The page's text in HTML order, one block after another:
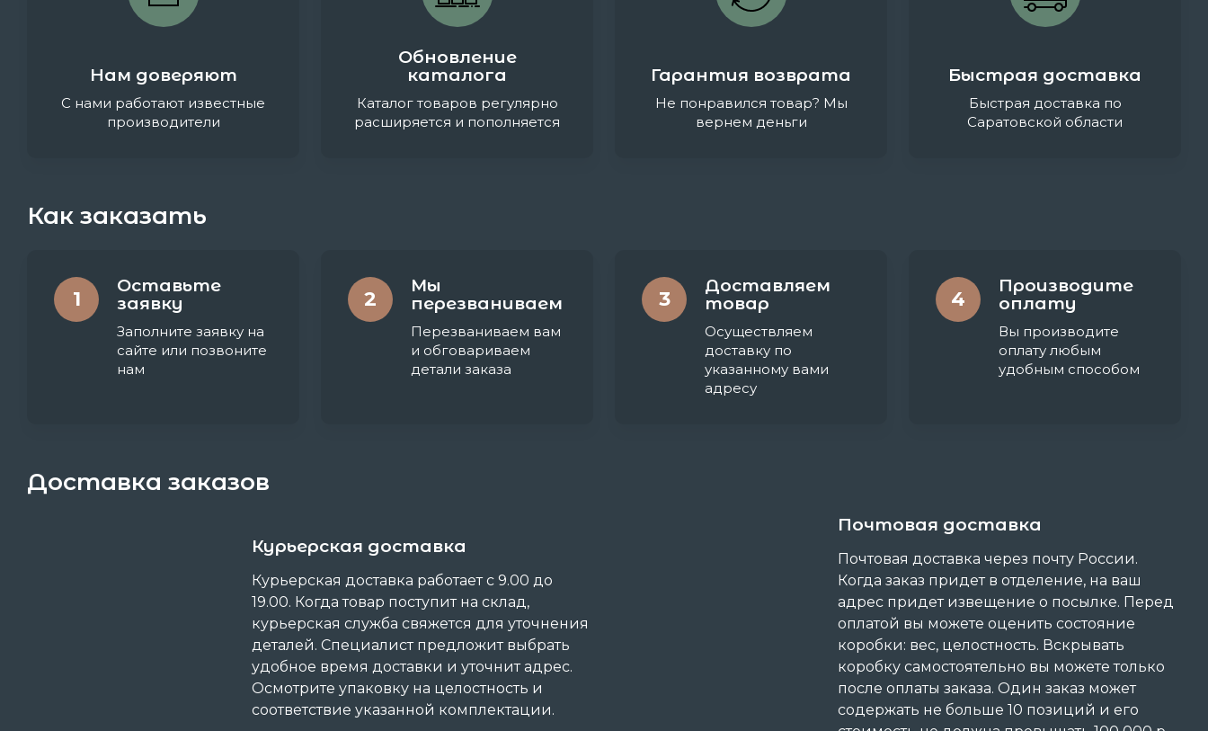
Нам доверяют
С нами работают известные
производители
Обновление
каталога
Каталог товаров регулярно
расширяется и пополняется
Гарантия возврата
Не понравился товар? Мы
вернем деньги
Быстрая доставка
Быстрая доставка по
Саратовской области
Как заказать
1
Оставьте
заявку
Заполните заявку на
сайте или позвоните
нам
2
Мы
перезваниваем
Перезваниваем вам
и обговариваем
детали заказа
3
Доставляем
товар
Осуществляем
доставку по
указанному вами
адресу
4
Производите
оплату
Вы производите
оплату любым
удобным способом
Доставка заказов
Курьерская доставка
Курьерская доставка работает с 9.00 до
19.00. Когда товар поступит на склад,
курьерская служба свяжется для уточнения
деталей. Специалист предложит выбрать
удобное время доставки и уточнит адрес.
Осмотрите упаковку на целостность и
соответствие указанной комплектации.
Почтовая доставка
Почтовая доставка через почту России.
Когда заказ придет в отделение, на ваш
адрес придет извещение о посылке. Перед
оплатой вы можете оценить состояние
коробки: вес, целостность. Вскрывать
коробку самостоятельно вы можете только
после оплаты заказа. Один заказ может
содержать не больше 10 позиций и его